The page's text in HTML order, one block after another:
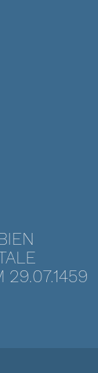
29.07.1459